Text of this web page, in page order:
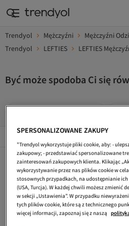
Trendyol Mężczyźni Mężczyźni
Trendyol
LEFTIES LEFTIES
Być może spodoba Ci się
Popularne Marki
LEFTIES Płaszcze LEFTIES Trencze
LEFTIES Szary Płaszcze
LEFTIES Mężczyźni Skarpety
LEFTIES Khaki Płaszcze
SPERSONALIZOWANE ZAKUPY
"Trendyol wykorzystuje pliki cookie, aby: -
zakupowy; - przedstawiać spersonalizowane
zainteresowań zakupowych klienta. Klikając
wykorzystywanie przez nas plików cookie w
stosownych przypadkach, na udostępnianie
(USA, Turcja). W każdej chwili możesz zmienić
w sekcji „Ustawienia”. W przypadku
tych plików cookie, które są z technicznego
więcej informacji, zapoznaj się z naszą